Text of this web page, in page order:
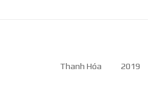
Thanh Hóa 2019